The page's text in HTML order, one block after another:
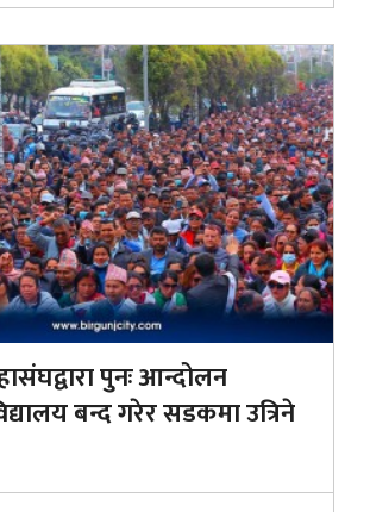
पुनः आन्दोलन
बन्द गरेर सडकमा उत्रिने